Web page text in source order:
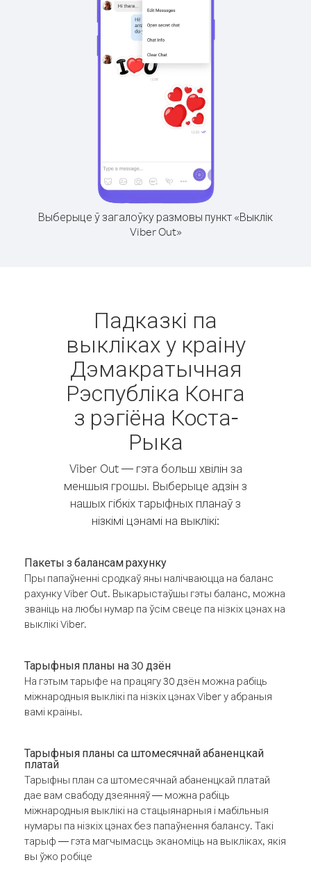
Выберыце ў загалоўку размовы пункт «Выклік
Viber Out»
Падказкі па
выкліках у краіну
Дэмакратычная
Рэспубліка Конга
з рэгіёна Коста-
Рыка
Viber Out — гэта больш хвілін за
меншыя грошы. Выберыце адзін з
нашых гібкіх тарыфных планаў з
нізкімі цэнамі на выклікі:
Пакеты з балансам рахунку
Пры папаўненні сродкаў яны налічваюцца на баланс
рахунку Viber Out. Выкарыстаўшы гэты баланс, можна
званіць на любы нумар па ўсім свеце па нізкіх цэнах на
выклікі Viber.
Тарыфныя планы на 30 дзён
На гэтым тарыфе на працягу 30 дзён можна рабіць
міжнародныя выклікі па нізкіх цэнах Viber у абраныя
вамі краіны.
Тарыфныя планы са штомесячнай абаненцкай
платай
Тарыфны план са штомесячнай абаненцкай платай
дае вам свабоду дзеянняў — можна рабіць
міжнародныя выклікі на стацыянарныя і мабільныя
нумары па нізкіх цэнах без папаўнення балансу. Такі
тарыф — гэта магчымасць эканоміць на выкліках, якія
вы ўжо робіце